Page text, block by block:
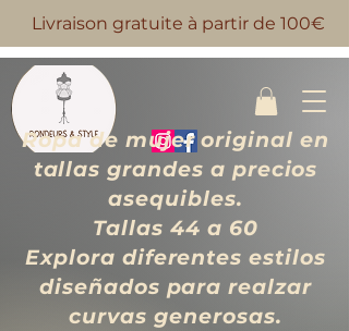
Livraison gratuite à partir de 100€
Ropa de mujer original en
tallas grandes a precios
asequibles.
Tallas 44 a 60
Explora diferentes estilos
diseñados para realzar
curvas generosas.